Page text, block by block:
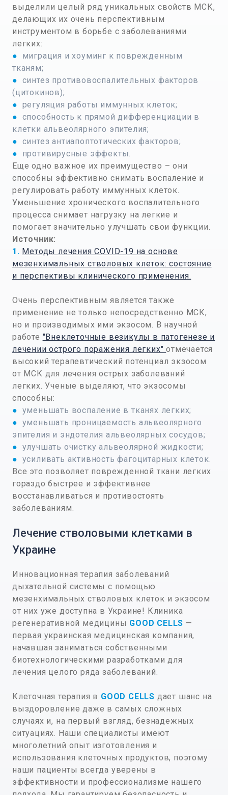
выделили целый ряд уникальных свойств МСК,
делающих их очень перспективным
инструментом в борьбе с заболеваниями
легких:
● миграция и хоуминг к поврежденным
тканям;
● синтез противовоспалительных факторов
(цитокинов);
● регуляция работы иммунных клеток;
● способность к прямой дифференциации в
клетки альвеолярного эпителия;
● синтез антиапоптотических факторов;
● противирусные эффекты.
Еще одно важное их преимущество – они
способны эффективно снимать воспаление и
регулировать работу иммунных клеток.
Уменьшение хронического воспалительного
процесса снимает нагрузку на легкие и
помогает значительно улучшать свои функции.
Источник:
1. Методы лечения COVID-19 на основе
мезенхимальных стволовых клеток: состояние
и перспективы клинического применения.
Очень перспективным является также
применение не только непосредственно МСК,
но и производимых ими экзосом. В научной
работе "Внеклеточные везикулы в патогенезе и
лечении острого поражения легких"отмечается
высокий терапевтический потенциал экзосом
от МСК для лечения острых заболеваний
легких. Ученые выделяют, что экзосомы
способны:
● уменьшать воспаление в тканях легких;
● уменьшать проницаемость альвеолярного
эпителия и эндотелия альвеолярных сосудов;
● улучшать очистку альвеолярной жидкости;
● усиливать активность фагоцитарных клеток.
Все это позволяет поврежденной ткани легких
гораздо быстрее и эффективнее
восстанавливаться и противостоять
заболеваниям.
Лечение стволовыми клетками в
Украине
Инновационная терапия заболеваний
дыхательной системы с помощью
мезенхимальных стволовых клеток и экзосом
от них уже доступна в Украине! Клиника
регенеративной медицины GOOD CELLS —
первая украинская медицинская компания,
начавшая заниматься собственными
биотехнологическими разработками для
лечения целого ряда заболеваний.
Клеточная терапия в GOOD CELLS дает шанс на
выздоровление даже в самых сложных
случаях и, на первый взгляд, безнадежных
ситуациях. Наши специалисты имеют
многолетний опыт изготовления и
использования клеточных продуктов, поэтому
наши пациенты всегда уверены в
эффективности и профессионализме нашего